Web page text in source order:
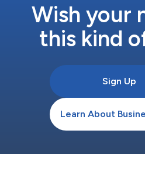
Wish your
this kind
Sign Up
Learn About